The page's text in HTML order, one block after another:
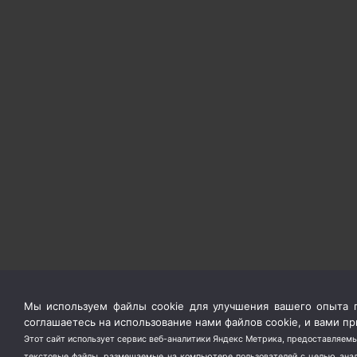
Мы используем файлы cookie для улучшения вашего опыта
соглашаетесь на использование нами файлов cookie, и вами
Этот сайт использует сервис веб-аналитики Яндекс Метрика,